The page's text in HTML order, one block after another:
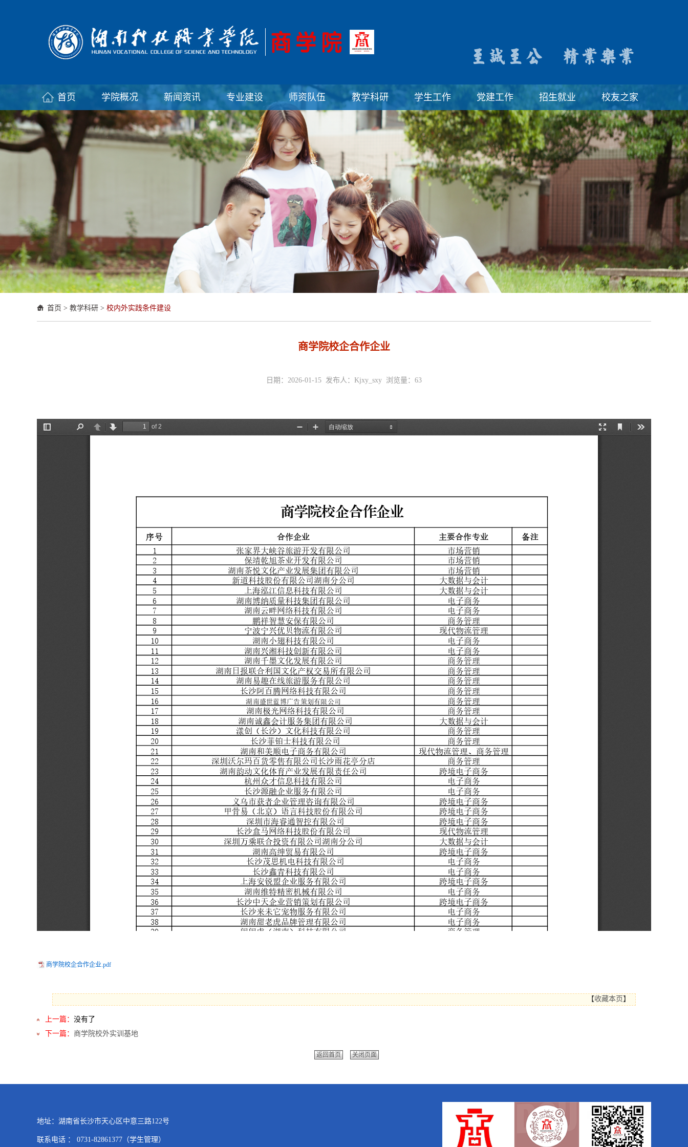
首页 学院概况 新闻资讯 专业建设 师资队伍 教学科研 学生工作 党建工作 招生就业 校友之家
首页 > 教学科研 > 校内外实践条件建设
商学院校企合作企业
日期：2026-01-15 发布人：Kjxy_sxy 浏览量： 63
商学院校企合作企业.pdf
【收藏本页 】
上一篇： 没有了
下一篇： 商学院校外实训基地
返回首页 关闭页面
地址：湖南省长沙市天心区中意三路122号
联系电话 ： 0731-82861377（学生管理）